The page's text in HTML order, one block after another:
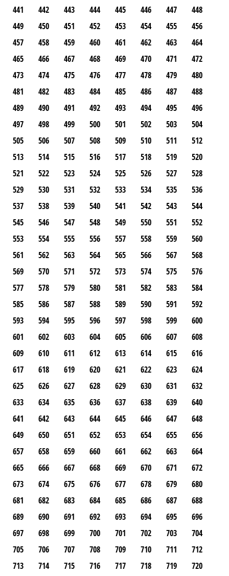
441
442 443 444 445 446 447
448
449
450 451 452 453 454 455
456
457
458 459 460 461 462 463
464
465
466 467 468 469 470 471
472
473
474 475 476 477 478 479
480
481
482 483 484 485 486 487
488
489
490 491 492 493 494 495
496
497
498 499 500 501 502 503
504
505
506 507 508 509 510 511
512
513
514 515 516 517 518 519
520
521
522 523 524 525 526 527
528
529
530 531 532 533 534 535
536
537
538 539 540 541 542 543
544
545
546 547 548 549 550 551
552
553
554 555 556 557 558 559
560
561
562 563 564 565 566 567
568
569
570 571 572 573 574 575
576
577
578 579 580 581 582 583
584
585
586 587 588 589 590 591
592
593
594 595 596 597 598 599
600
601
602 603 604 605 606 607
608
609
610 611 612 613 614 615
616
617
618 619 620 621 622 623
624
625
626 627 628 629 630 631
632
633
634 635 636 637 638 639
640
641
642 643 644 645 646 647
648
649
650 651 652 653 654 655
656
657
658 659 660 661 662 663
664
665
666 667 668 669 670 671
672
673
674 675 676 677 678 679
680
681
682 683 684 685 686 687
688
689
690 691 692 693 694 695
696
697
698 699 700 701 702 703
704
705
706 707 708 709 710 711
712
713
714 715 716 717 718 719
720